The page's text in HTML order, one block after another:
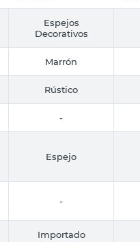
Espejos
Decorativos
Marrón
Rústico
-
Espejo
-
Importado